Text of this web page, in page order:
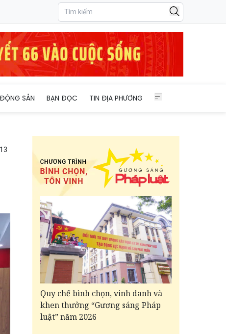
SẢN BẠN ĐỌC TIN ĐỊA PHƯƠNG
Quy chế bình chọn, vinh danh và
khen thưởng “Gương sáng Pháp
luật” năm 2026